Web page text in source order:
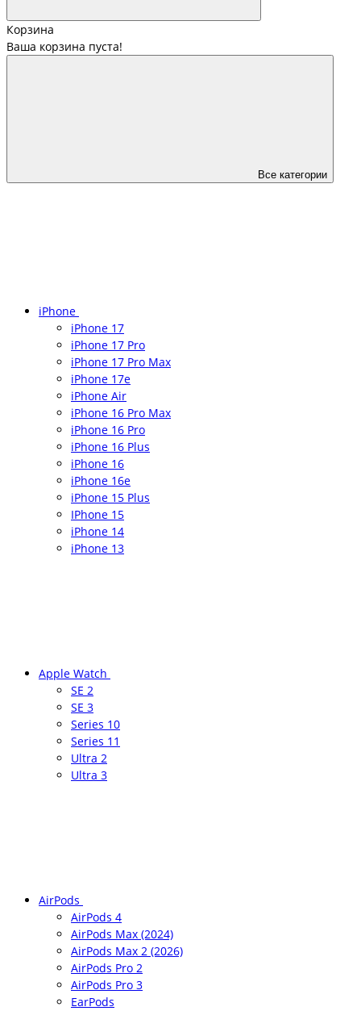
Корзина
Ваша корзина пуста!
Все категории
iPhone
iPhone 17
iPhone 17 Pro
iPhone 17 Pro Max
iPhone 17e
iPhone Air
iPhone 16 Pro Max
iPhone 16 Pro
iPhone 16 Plus
iPhone 16
iPhone 16e
iPhone 15 Plus
IPhone 15
iPhone 14
iPhone 13
Apple Watch
SE 2
SE 3
Series 10
Series 11
Ultra 2
Ultra 3
AirPods
AirPods 4
AirPods Max (2024)
AirPods Max 2 (2026)
AirPods Pro 2
AirPods Pro 3
EarPods